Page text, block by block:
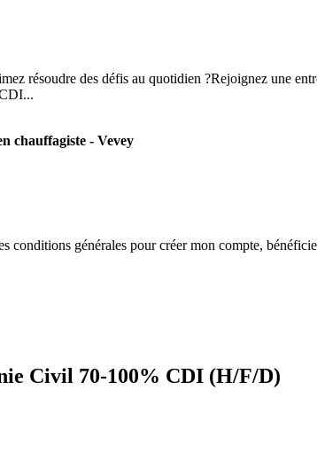
résoudre des défis au quotidien ?Rejoignez une
chauffagiste - Vevey
conditions générales pour créer mon compte,
Civil 70-100% CDI (H/F/D)